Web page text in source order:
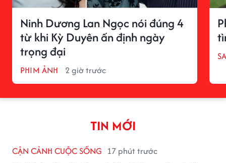
Ninh Dương Lan Ngọc nói đúng 4
từ khi Kỳ Duyên ấn định ngày
trọng đại
PHIM ẢNH 2 giờ trước
TIN MỚI
CẬN CẢNH CUỘC SỐNG 17 phút trước